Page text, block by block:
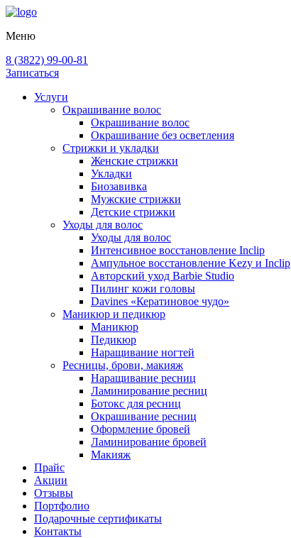
Меню
8 (3822) 99-00-81
Записаться
Услуги
Окрашивание волос
Окрашивание волос
Окрашивание без осветления
Стрижки и укладки
Женские стрижки
Укладки
Биозавивка
Мужские стрижки
Детские стрижки
Уходы для волос
Уходы для волос
Интенсивное восстановление Inclip
Ампульное восстановление Kezy и Inclip
Авторский уход Barbie Studio
Пилинг кожи головы
Davines «Кератиновое чудо»
Маникюр и педикюр
Маникюр
Педикюр
Наращивание ногтей
Ресницы, брови, макияж
Наращивание ресниц
Ламинирование ресниц
Ботокс для ресниц
Окрашивание ресниц
Оформление бровей
Ламинирование бровей
Макияж
Прайс
Акции
Отзывы
Портфолио
Подарочные сертификаты
Контакты